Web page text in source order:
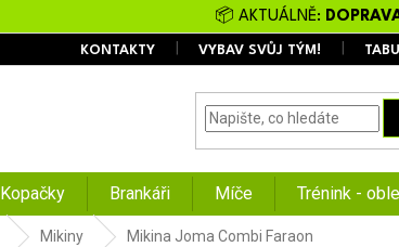
📦 AKTUÁLNĚ:
KONTAKTY VYBAV SVŮJ TÝM!
Kopačky Brankáři Míče Trénink -
Mikiny Mikina Joma Combi Faraon